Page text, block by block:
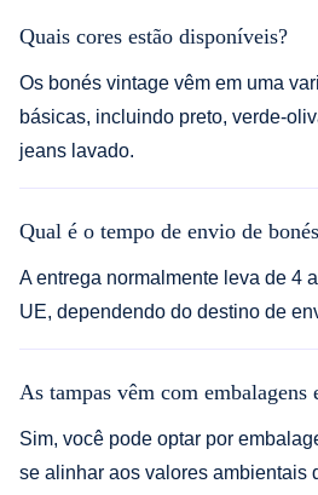
Quais cores estão disponíveis?
Os bonés vintage vêm em uma
básicas, incluindo preto, verde-
jeans lavado.
Qual é o tempo de envio de
A entrega normalmente leva de 4
UE, dependendo do destino de
As tampas vêm com embalagens
Sim, você pode optar por
se alinhar aos valores ambientais